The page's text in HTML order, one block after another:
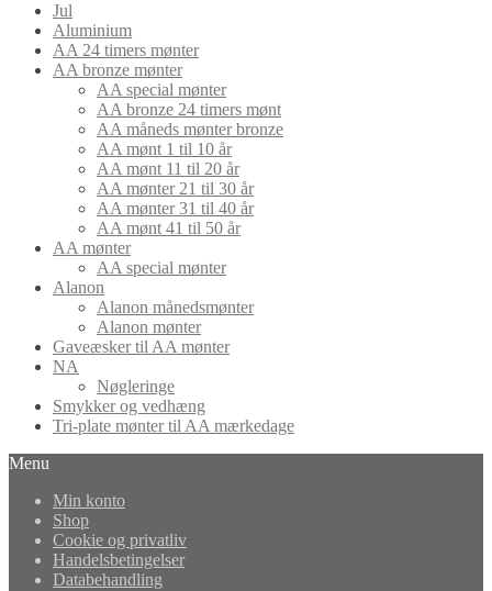
Jul
Aluminium
AA 24 timers mønter
AA bronze mønter
AA special mønter
AA bronze 24 timers mønt
AA måneds mønter bronze
AA mønt 1 til 10 år
AA mønt 11 til 20 år
AA mønter 21 til 30 år
AA mønter 31 til 40 år
AA mønt 41 til 50 år
AA mønter
AA special mønter
Alanon
Alanon månedsmønter
Alanon mønter
Gaveæsker til AA mønter
NA
Nøgleringe
Smykker og vedhæng
Tri-plate mønter til AA mærkedage
Menu
Min konto
Shop
Cookie og privatliv
Handelsbetingelser
Databehandling